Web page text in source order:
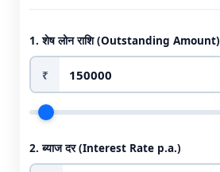
मोरेटोरियम
प्रभाव
कैलकुलेटर)
1. शेष लोन राशि (Outstanding Amount)
₹
2. ब्याज दर (Interest Rate p.a.)